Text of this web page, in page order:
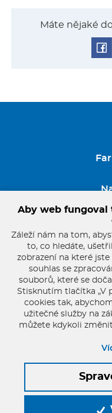
Máte nějaké
Aby web fungoval
Záleží nám na tom,
to, co hledáte,
zobrazení na které
souhlas se
souborů, které se
Stisknutím tlačítka „V
cookies tak,
užitečné služby na
můžete kdykoli